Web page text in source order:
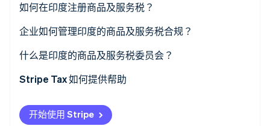
如何在印度注册商品及服务税？
企业如何管理印度的商品及服务税合规？
什么是印度的商品及服务税委员会？
Stripe Tax 如何提供帮助
开始使用 Stripe